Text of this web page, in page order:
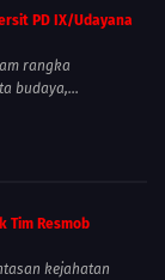
PD IX/Udayana
rangka
budaya,...
Tim Resmob
kejahatan